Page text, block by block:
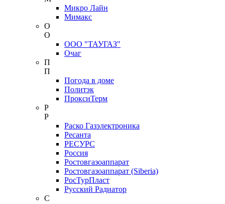
Микро Лайн
Мимакс
О
О
ООО "ТАУГАЗ"
Очаг
П
П
Погода в доме
Политэк
ПроксиТерм
Р
Р
Раско Газэлектроника
Ресанта
РЕСУРС
Россия
Ростовгазоаппарат
Ростовгазоаппарат (Siberia)
РосТурПласт
Русский Радиатор
С